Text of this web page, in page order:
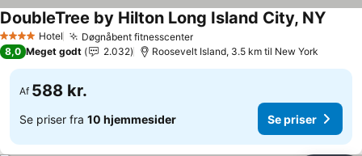
4 StjernerHotel Døgnåbent fitnesscenter
DoubleTree by Hilton Long Island City, NY
8,0 Meget godt 2.032 Roosevelt Island, 3.5 km til New York
Af 588 kr.
Se priser fra 10 hjemmesider Se priser